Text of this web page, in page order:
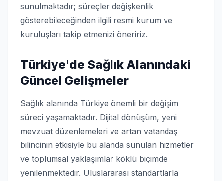
sunulmaktadır; süreçler değişkenlik
gösterebileceğinden ilgili resmi kurum ve
kuruluşları takip etmenizi öneririz.
Türkiye'de Sağlık Alanındaki
Güncel Gelişmeler
Sağlık alanında Türkiye önemli bir değişim
süreci yaşamaktadır. Dijital dönüşüm, yeni
mevzuat düzenlemeleri ve artan vatandaş
bilincinin etkisiyle bu alanda sunulan hizmetler
ve toplumsal yaklaşımlar köklü biçimde
yenilenmektedir. Uluslararası standartlarla